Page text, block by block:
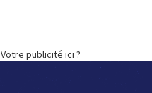
Votre publicité ici ?